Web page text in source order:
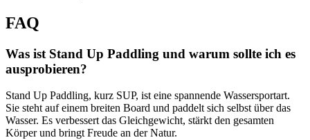
FAQ
Was ist Stand Up Paddling und warum sollte ich es
ausprobieren?
Stand Up Paddling, kurz SUP, ist eine spannende Wassersportart.
Sie steht auf einem breiten Board und paddelt sich selbst über das
Wasser. Es verbessert das Gleichgewicht, stärkt den gesamten
Körper und bringt Freude an der Natur.